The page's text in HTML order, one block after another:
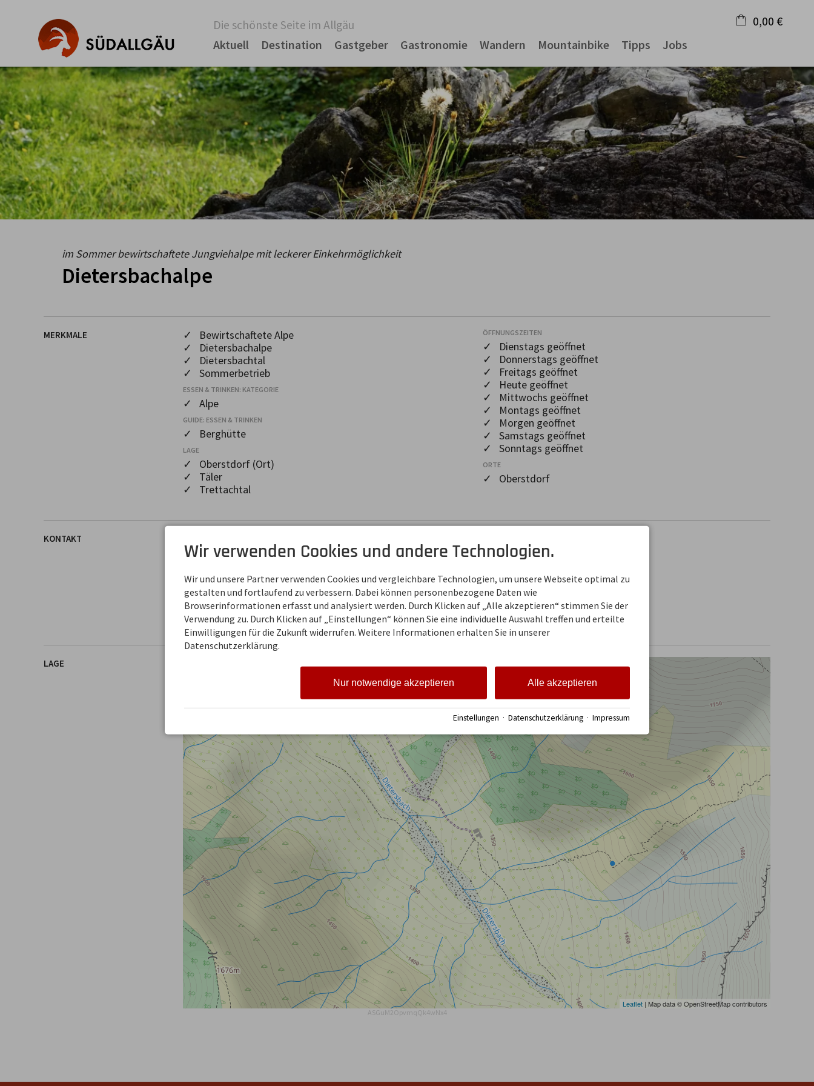
Die schönste Seite im Allgäu
Aktuell
Destination Gastgeber Gastronomie Wandern Mountainbike Tipps Jobs
0,00 €
Warenkorb ist leer
im Sommer bewirtschaftete Jungviehalpe mit leckerer Einkehrmöglichkeit
Dietersbachalpe
MERKMALE
✓ Bewirtschaftete Alpe
✓ Dietersbachalpe
✓ Dietersbachtal
✓ Sommerbetrieb
ESSEN & TRINKEN: KATEGORIE
✓ Alpe
GUIDE: ESSEN & TRINKEN
✓ Berghütte
LAGE
✓ Oberstdorf (Ort)
✓ Täler
✓ Trettachtal
ÖFFNUNGSZEITEN
✓ Dienstags geöffnet
✓ Donnerstags geöffnet
✓ Freitags geöffnet
✓ Heute geöffnet
✓ Mittwochs geöffnet
✓ Montags geöffnet
✓ Morgen geöffnet
✓ Samstags geöffnet
✓ Sonntags geöffnet
ORTE
✓ Oberstdorf
KONTAKT
Familie
Verena U. Robert Schratt
Gerstruben
87561 Oberstdorf
DEUTSCHLAND
19.10.2026 - 14.05.2027
Mo - So geschlossen
Allgemeine Öffnungszeiten
Mo - So 08:00-19:00
LAGE
Leaflet | Map data © OpenStreetMap contributors
ASGuM2OpvmqQk4wNx4
Wir verwenden Cookies und andere Technologien.
Wir und unsere Partner verwenden Cookies und vergleichbare Technologien, um unsere Webseite optimal zu
gestalten und fortlaufend zu verbessern. Dabei können personenbezogene Daten wie
Browserinformationen erfasst und analysiert werden. Durch Klicken auf „Alle akzeptieren“ stimmen Sie der
Verwendung zu. Durch Klicken auf „Einstellungen“ können Sie eine individuelle Auswahl treffen und erteilte
Einwilligungen für die Zukunft widerrufen. Weitere Informationen erhalten Sie in unserer
Datenschutzerklärung.
Alle akzeptieren
Nur notwendige akzeptieren
Einstellungen · Datenschutzerklärung · Impressum